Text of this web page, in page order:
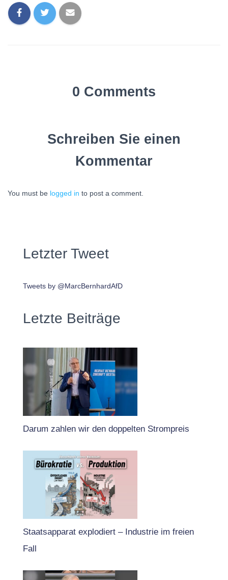
0 Comments
Schreiben Sie einen
Kommentar
You must be logged in to post a comment.
Letzter Tweet
Tweets by @MarcBernhardAfD
Letzte Beiträge
Darum zahlen wir den doppelten Strompreis
Staatsapparat explodiert – Industrie im freien
Fall